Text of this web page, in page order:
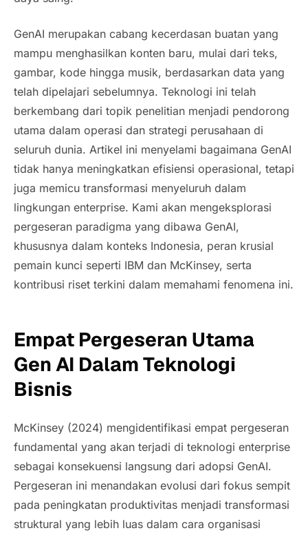
GenAI merupakan cabang kecerdasan buatan yang
mampu menghasilkan konten baru, mulai dari teks,
gambar, kode hingga musik, berdasarkan data yang
telah dipelajari sebelumnya. Teknologi ini telah
berkembang dari topik penelitian menjadi pendorong
utama dalam operasi dan strategi perusahaan di
seluruh dunia. Artikel ini menyelami bagaimana GenAI
tidak hanya meningkatkan efisiensi operasional, tetapi
juga memicu transformasi menyeluruh dalam
lingkungan enterprise. Kami akan mengeksplorasi
pergeseran paradigma yang dibawa GenAI,
khususnya dalam konteks Indonesia, peran krusial
pemain kunci seperti IBM dan McKinsey, serta
kontribusi riset terkini dalam memahami fenomena ini.
Empat Pergeseran Utama
Gen AI Dalam Teknologi
Bisnis
McKinsey (2024) mengidentifikasi empat pergeseran
fundamental yang akan terjadi di teknologi enterprise
sebagai konsekuensi langsung dari adopsi GenAI.
Pergeseran ini menandakan evolusi dari fokus sempit
pada peningkatan produktivitas menjadi transformasi
struktural yang lebih luas dalam cara organisasi